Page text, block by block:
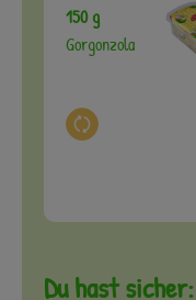
150 g
Gorgonzola
Auswahl ändern
Du hast sicher: